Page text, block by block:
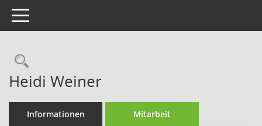
Toggle navigation
Rechercheauswahl
Heidi Weiner
Informationen Mitarbeit